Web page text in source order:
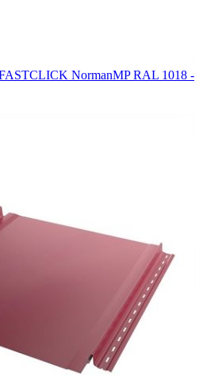
NormanMP RAL 1018 -